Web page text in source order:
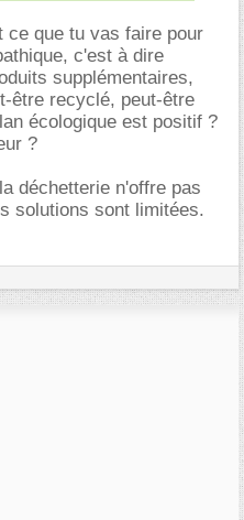
ce que tu vas faire pour
c'est à dire
supplémentaires,
être recyclé, peut-être
écologique est positif ?
?
déchetterie n'offre pas
solutions sont limitées.